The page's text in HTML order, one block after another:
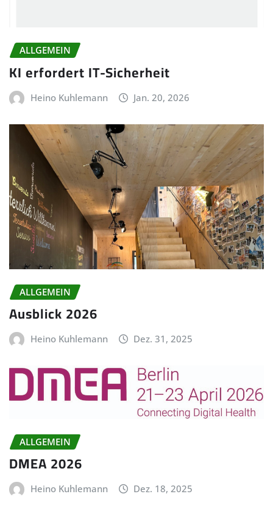
ALLGEMEIN
KI erfordert IT-Sicherheit
Heino Kuhlemann Jan. 20, 2026
ALLGEMEIN
Ausblick 2026
Heino Kuhlemann Dez. 31, 2025
ALLGEMEIN
DMEA 2026
Heino Kuhlemann Dez. 18, 2025